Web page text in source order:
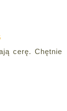
cerę. Chętnie